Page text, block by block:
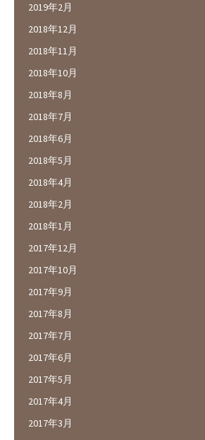
2019年2月
2018年12月
2018年11月
2018年10月
2018年8月
2018年7月
2018年6月
2018年5月
2018年4月
2018年2月
2018年1月
2017年12月
2017年10月
2017年9月
2017年8月
2017年7月
2017年6月
2017年5月
2017年4月
2017年3月